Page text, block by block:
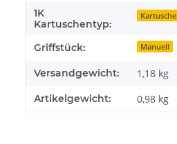
1K
Kartuschentyp:
Kartusche
Griffstück: Manuell
Versandgewicht: 1,18 kg
Artikelgewicht: 0,98 kg